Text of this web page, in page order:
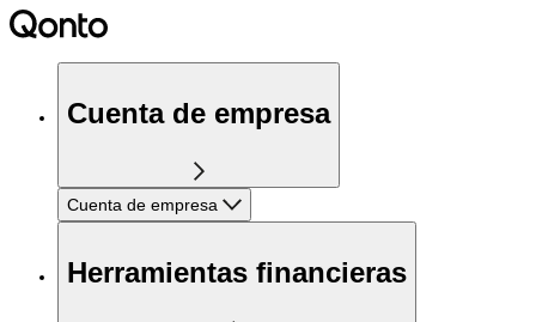
Cuenta de empresa
Cuenta de empresa
Herramientas financieras